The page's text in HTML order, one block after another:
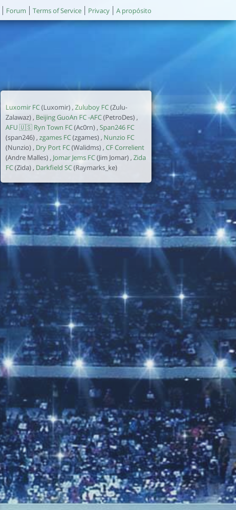
Forum Terms of Service Privacy A propósito
Luxomir FC(Luxomir) , Zuluboy FC(Zulu-
Zalawaz) , Beijing GuoAn FC -AFC(PetroDes) ,
AFU 🇺🇸 Ryn Town FC(Ac0rn) , Span246 FC
(span246) , zgames FC(zgames) , Nunzio FC
(Nunzio) , Dry Port FC(Walidms) , CF Correlient
(Andre Malles) , Jomar Jems FC(Jim Jomar) , Zida
FC(Zida) , Darkfield SC(Raymarks_ke)